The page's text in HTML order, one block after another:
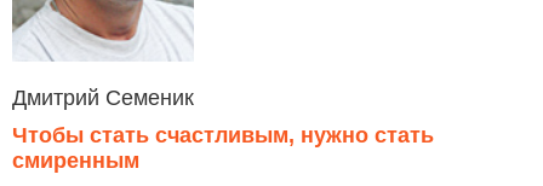
Дмитрий Семеник
Чтобы стать счастливым, нужно стать
смиренным